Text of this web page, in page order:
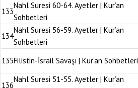
133
Nahl Suresi 60-64. Ayetler | Kur’an
Sohbetleri
134
Nahl Suresi 56-59. Ayetler | Kur’an
Sohbetleri
135Filistin-İsrail Savaşı | Kur’an Sohbetleri
136
Nahl Suresi 51-55. Ayetler | Kur’an